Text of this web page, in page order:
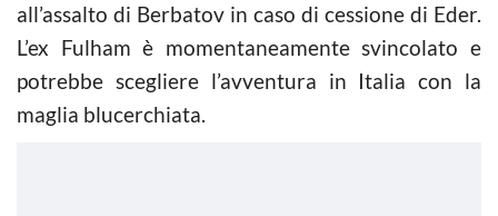
all’assalto di Berbatov in caso di cessione di Eder.
L’ex Fulham è momentaneamente svincolato e
potrebbe scegliere l’avventura in Italia con la
maglia blucerchiata.